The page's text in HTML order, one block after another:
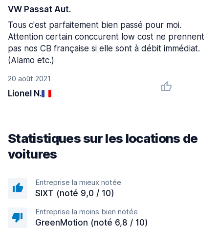
20 août 2021
Lionel N.
VW Passat Aut.
Tous c'est parfaitement bien passé pour moi.
Attention certain conccurent low cost ne prennent
pas nos CB française si elle sont à débit immédiat.
(Alamo etc.)
Statistiques sur les locations de
voitures
Entreprise la mieux notée
SIXT (noté 9,0 / 10)
Entreprise la moins bien notée
GreenMotion (noté 6,8 / 10)